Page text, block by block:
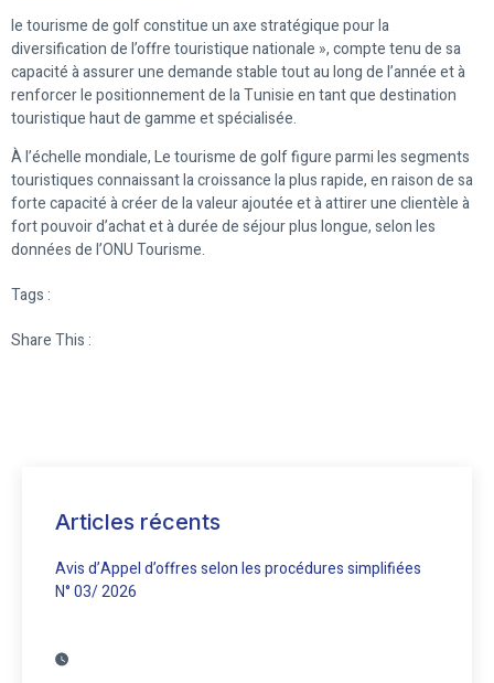
le tourisme de golf constitue un axe stratégique pour la
diversification de l’offre touristique nationale », compte tenu de sa
capacité à assurer une demande stable tout au long de l’année et à
renforcer le positionnement de la Tunisie en tant que destination
touristique haut de gamme et spécialisée.
À l’échelle mondiale, Le tourisme de golf figure parmi les segments
touristiques connaissant la croissance la plus rapide, en raison de sa
forte capacité à créer de la valeur ajoutée et à attirer une clientèle à
fort pouvoir d’achat et à durée de séjour plus longue, selon les
données de l’ONU Tourisme.
Tags :
Share This :
Articles récents
Avis d’Appel d’offres selon les procédures simplifiées
N° 03/ 2026